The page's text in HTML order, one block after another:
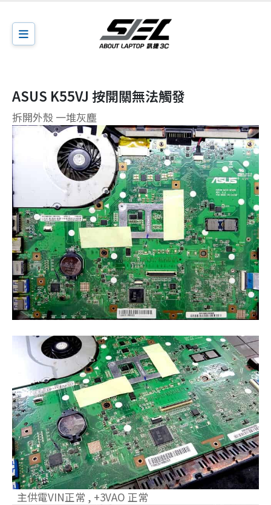
ASUS K55VJ 按開關無法觸發
拆開外殼 一堆灰塵
主供電VIN正常 , +3VAO 正常